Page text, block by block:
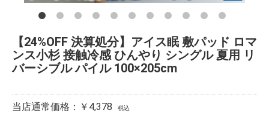
【24%OFF 決算処分】アイス眠 敷パッド ロマ
ンス小杉 接触冷感 ひんやり シングル 夏用 リ
バーシブル パイル 100×205cm
当店通常価格：￥4,378 税込